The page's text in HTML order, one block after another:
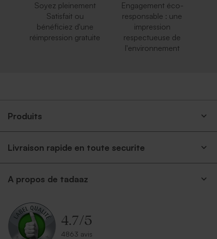
Soyez pleinement
Satisfait ou
bénéficiez d'une
réimpression gratuite
Engagement éco-
responsable : une
impression
respectueuse de
l'environnement
Produits
Livraison rapide en toute securite
A propos de tadaaz
4.7/5
4863 avis